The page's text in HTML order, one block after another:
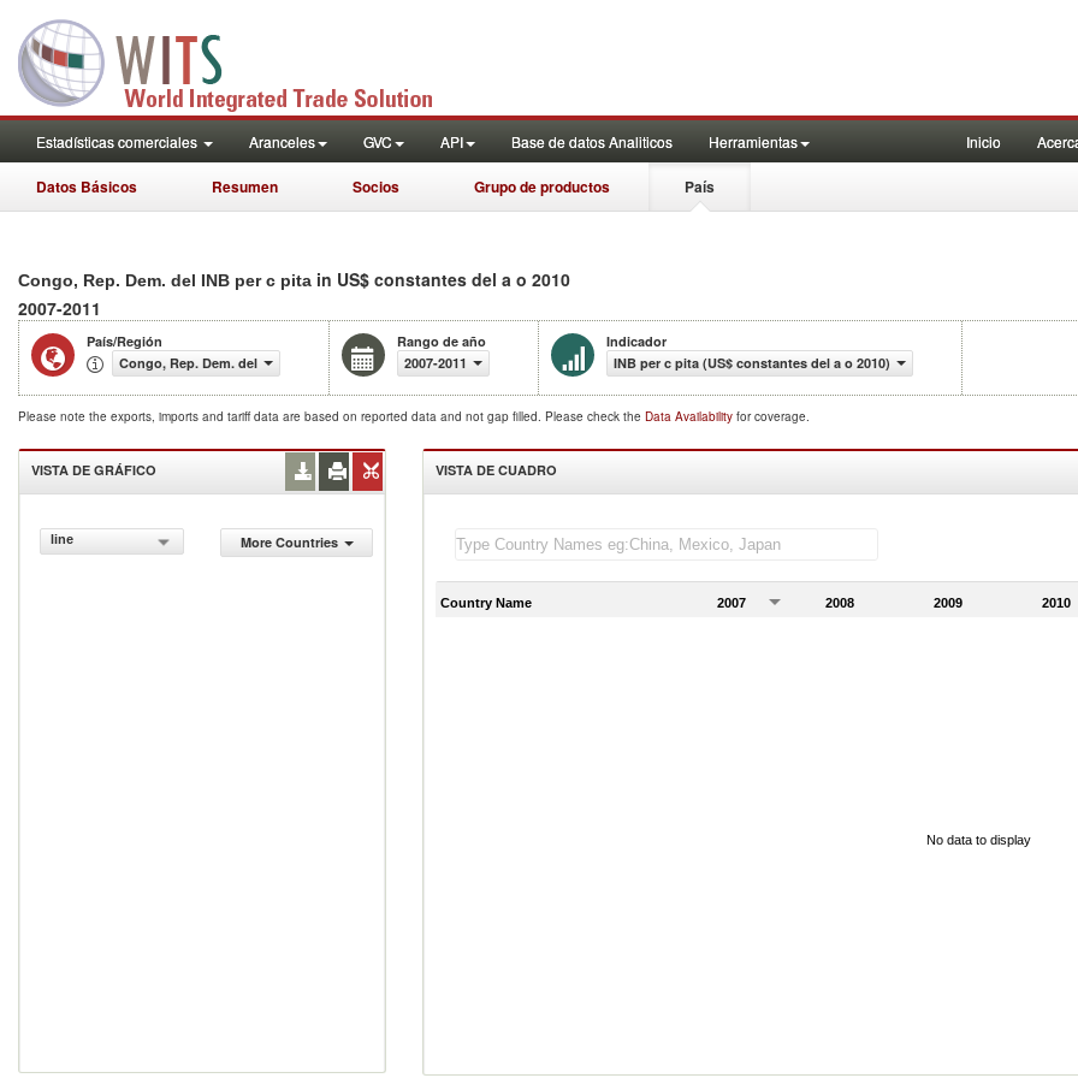
Estadísticas comerciales Aranceles GVC API Base de datos Analiticos Herramientas Inicio
Datos Básicos Resumen Socios Grupo de productos País
Congo, Rep. Dem. del INB per c pita in US$ constantes del a o 2010
2007-2011
País/Región
Congo, Rep. Dem. del
Rango de año
2007-2011
Indicador
INB per c pita (US$ constantes del a o 2010)
Please note the exports, imports and tariff data are based on reported data and not gap filled. Please check the Data Availability for coverage.
VISTA DE GRÁFICO
line More Countries
VISTA DE CUADRO
Country Name 2007 2008 2009 2010
No data to display